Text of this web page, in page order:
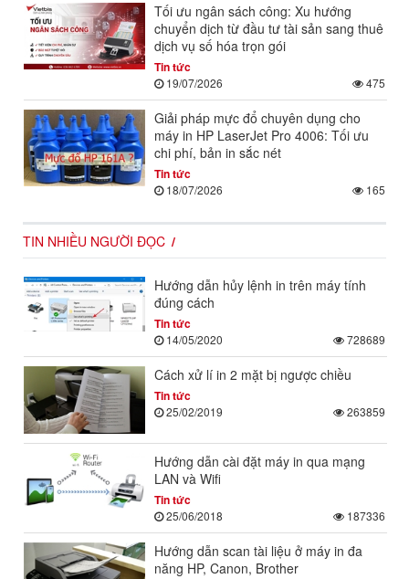
Tối ưu ngân sách công: Xu hướng
chuyển dịch từ đầu tư tài sản sang thuê
dịch vụ số hóa trọn gói
Tin tức
19/07/2026 475
Giải pháp mực đổ chuyên dụng cho
máy in HP LaserJet Pro 4006: Tối ưu
chi phí, bản in sắc nét
Tin tức
18/07/2026 165
TIN NHIỀU NGƯỜI ĐỌC
Hướng dẫn hủy lệnh in trên máy tính
đúng cách
Tin tức
14/05/2020 728689
Cách xử lí in 2 mặt bị ngược chiều
Tin tức
25/02/2019 263859
Hướng dẫn cài đặt máy in qua mạng
LAN và Wifi
Tin tức
25/06/2018 187336
Hướng dẫn scan tài liệu ở máy in đa
năng HP, Canon, Brother